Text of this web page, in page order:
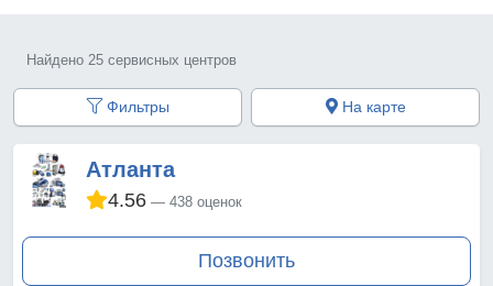
Найдено 25 сервисных центров
Фильтры На карте
Атланта
4.56 438 оценок
Позвонить